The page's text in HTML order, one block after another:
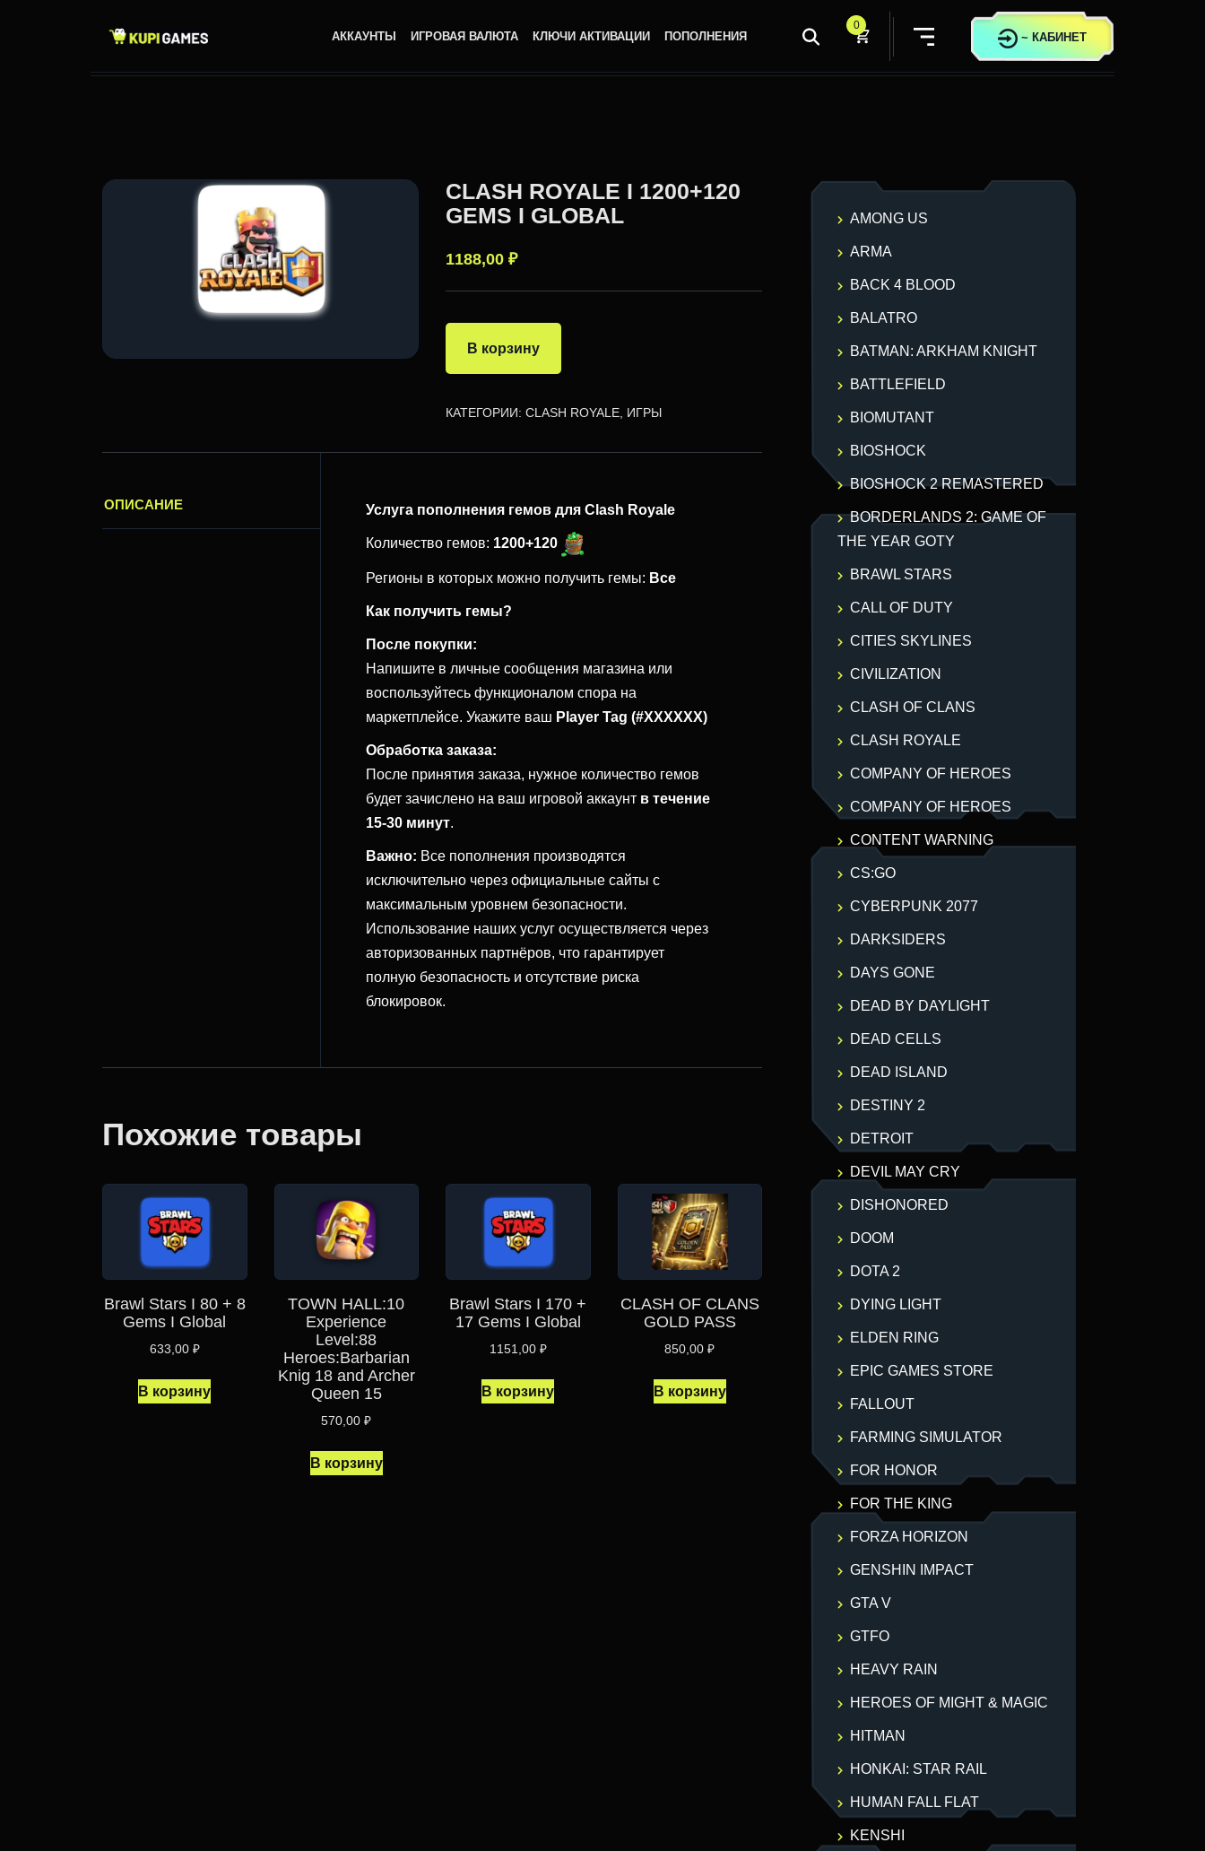
АККАУНТЫ ИГРОВАЯ ВАЛЮТА КЛЮЧИ АКТИВАЦИИ ПОПОЛНЕНИЯ
0
~ КАБИНЕТ
CLASH ROYALE I 1200+120
GEMS I GLOBAL
1188,00 ₽
В корзину
КАТЕГОРИИ: CLASH ROYALE, ИГРЫ
ОПИСАНИЕ Услуга пополнения гемов для Clash Royale
Количество гемов: 1200+120
Регионы в которых можно получить гемы: Все
Как получить гемы?
После покупки:
Напишите в личные сообщения магазина или
воспользуйтесь функционалом спора на
маркетплейсе. Укажите ваш Player Tag (#XXXXXX)
Обработка заказа:
После принятия заказа, нужное количество гемов
будет зачислено на ваш игровой аккаунт в течение
15-30 минут.
Важно: Все пополнения производятся
исключительно через официальные сайты с
максимальным уровнем безопасности.
Использование наших услуг осуществляется через
авторизованных партнёров, что гарантирует
полную безопасность и отсутствие риска
блокировок.
Похожие товары
Brawl Stars I 80 + 8
Gems I Global
633,00 ₽
В корзину
TOWN HALL:10
Experience
Level:88
Heroes:Barbarian
Knig 18 and Archer
Queen 15
570,00₽
В корзину
Brawl Stars I 170 +
17 Gems I Global
1151,00 ₽
В корзину
CLASH OF CLANS
GOLD PASS
850,00₽
В корзину
AMONG US
ARMA
BACK 4 BLOOD
BALATRO
BATMAN: ARKHAM KNIGHT
BATTLEFIELD
BIOMUTANT
BIOSHOCK
BIOSHOCK 2 REMASTERED
BORDERLANDS 2: GAME OF
THE YEAR GOTY
BRAWL STARS
CALL OF DUTY
CITIES SKYLINES
CIVILIZATION
CLASH OF CLANS
CLASH ROYALE
COMPANY OF HEROES
COMPANY OF HEROES
CONTENT WARNING
CS:GO
CYBERPUNK 2077
DARKSIDERS
DAYS GONE
DEAD BY DAYLIGHT
DEAD CELLS
DEAD ISLAND
DESTINY 2
DETROIT
DEVIL MAY CRY
DISHONORED
DOOM
DOTA 2
DYING LIGHT
ELDEN RING
EPIC GAMES STORE
FALLOUT
FARMING SIMULATOR
FOR HONOR
FOR THE KING
FORZA HORIZON
GENSHIN IMPACT
GTA V
GTFO
HEAVY RAIN
HEROES OF MIGHT & MAGIC
HITMAN
HONKAI: STAR RAIL
HUMAN FALL FLAT
KENSHI